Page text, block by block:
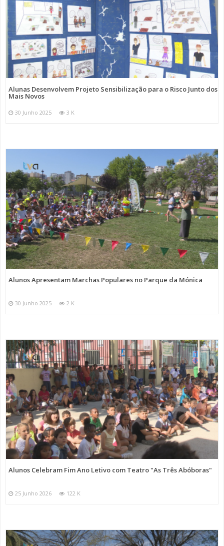
Alunas Desenvolvem Projeto Sensibilização para o Risco Junto dos
Mais Novos
30 Junho 2025 3 K
Alunos Apresentam Marchas Populares no Parque da Mónica
30 Junho 2025 2 K
Alunos Celebram Fim Ano Letivo com Teatro "As Três Abóboras"
25 Junho 2026 122 K